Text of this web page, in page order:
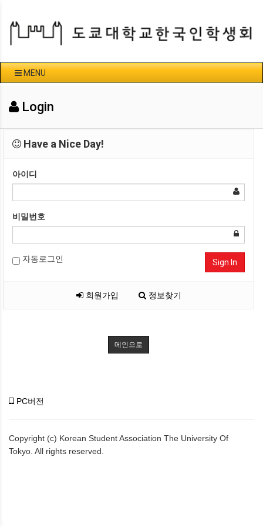
MENU
Login
Have a Nice Day!
아이디
비밀번호
자동로그인 Sign In
회원가입 정보찾기
메인으로
PC버전
Copyright (c) Korean Student Association The University Of
Tokyo. All rights reserved.